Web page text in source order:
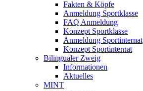
Fakten & Köpfe
Anmeldung Sportklasse
FAQ Anmeldung
Konzept Sportklasse
Anmeldung Sportinternat
Konzept Sportinternat
Bilingualer Zweig
Informationen
Aktuelles
MINT